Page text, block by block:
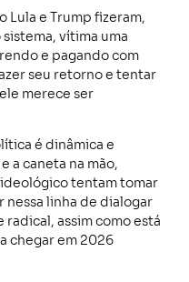
Lula e Trump fizeram,
vítima uma
e pagando com
seu retorno e tentar
merece ser
é dinâmica e
a caneta na mão,
tentam tomar
nessa linha de dialogar
radical, assim como está
chegar em 2026